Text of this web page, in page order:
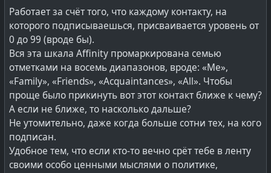
Работает за счёт того, что каждому контакту, на
которого подписываешься, присваивается уровень от
0 до 99 (вроде бы).
Вся эта шкала Affinity промаркирована семью
отметками на восемь диапазонов, вроде: «Me»,
«Family», «Friends», «Acquaintances», «All». Чтобы
проще было прикинуть вот этот контакт ближе к чему?
А если не ближе, то насколько дальше?
Не утомительно, даже когда больше сотни тех, на кого
подписан.
Удобное тем, что если кто-то вечно срёт тебе в ленту
своими особо ценными мыслями о политике,